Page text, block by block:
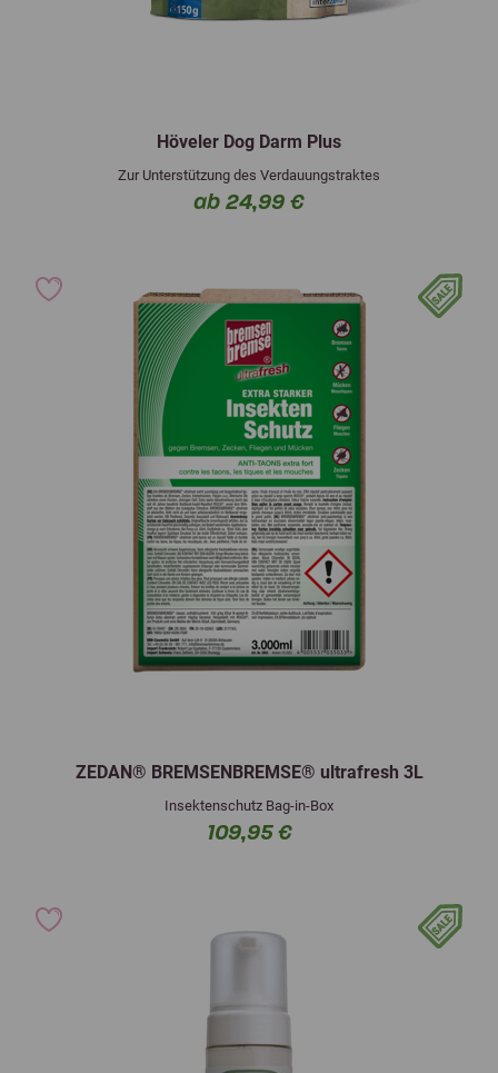
Höveler Dog Darm Plus
Zur Unterstützung des Verdauungstraktes
ab 24,99 €
ZEDAN® BREMSENBREMSE® ultrafresh 3L
Insektenschutz Bag-in-Box
109,95 €